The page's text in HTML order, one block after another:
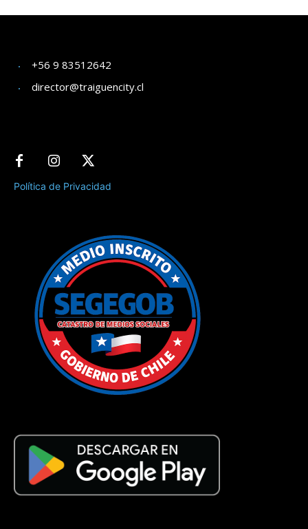
+56 9 83512642
director@traiguencity.cl
Política de Privacidad